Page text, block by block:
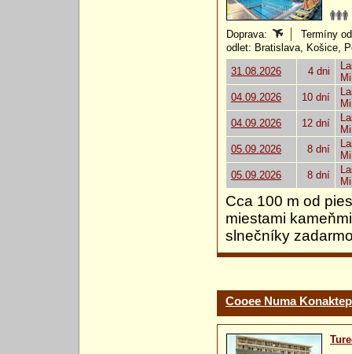
Doprava:
Termíny
odlet: Bratislava, Košice,
31.08.2026
4 dni
04.09.2026
10 dní
04.09.2026
12 dní
05.09.2026
8 dní
05.09.2026
8 dní
Cca 100 m od
miestami
slnečníky
Cooee Numa